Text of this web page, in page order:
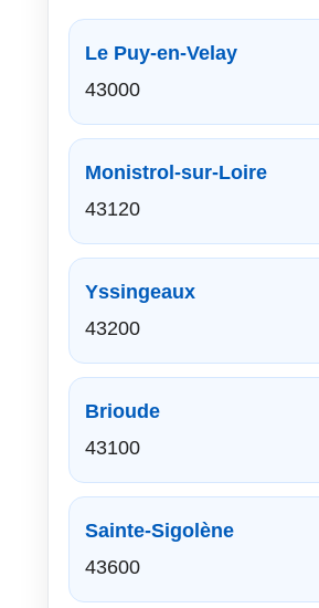
Le Puy-en-Velay
43000
Monistrol-sur-Loire
43120
Yssingeaux
43200
Brioude
43100
Sainte-Sigolène
43600